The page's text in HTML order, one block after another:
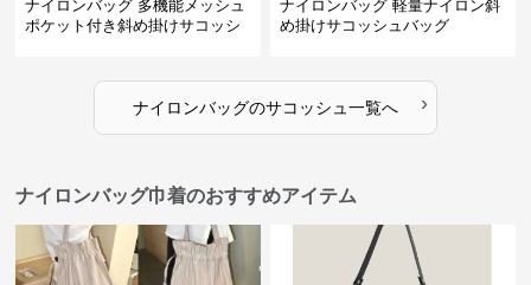
ナイロンバッグ 多機能メッシュ
ポケット付き斜め掛けサコッシ
ナイロンバッグ 軽量ナイロン斜
め掛けサコッシュバッグ
ナイロンバッグのサコッシュ 一覧へ ›
ナイロンバッグ巾着のおすすめアイテム